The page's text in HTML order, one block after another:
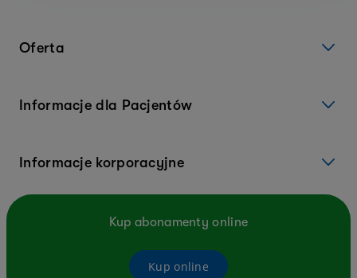
Oferta
Informacje dla Pacjentów
Informacje korporacyjne
Kup abonamenty online
Kup online